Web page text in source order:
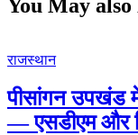
You May
राजस्थान
पीसांगन उपखंड में
— एसडीएम और